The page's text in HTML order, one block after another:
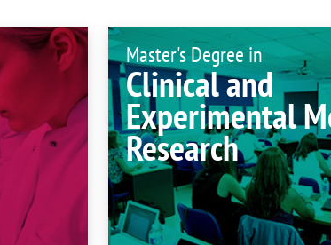
Master's Degree in
Clinical and
Experimental
Research